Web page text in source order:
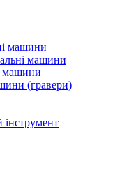
машини
машини
машини
(гравери)
інструмент